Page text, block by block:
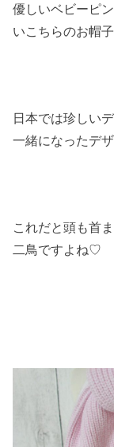
優しいベビーピ
いこちらのお帽子
日本では珍しい
一緒になったデ
これだと頭も首
二鳥ですよね♡